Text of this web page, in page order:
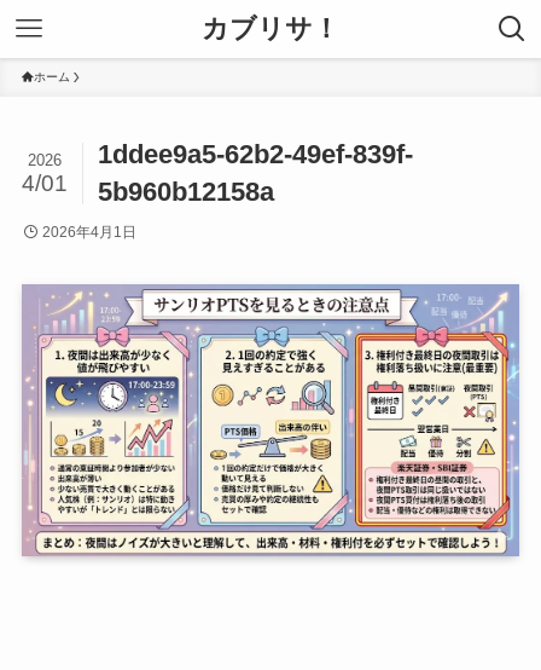
カブリサ！
ホーム
1ddee9a5-62b2-49ef-839f-
5b960b12158a
2026
4/01
2026年4月1日